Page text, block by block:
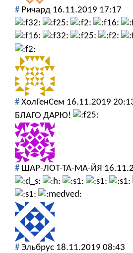
# Ричард 16.11.2019 17:17
# ХолГенСем 16.11.2019
БЛАГО ДАРЮ!
# ШАР-ЛОТ-ТА-МА-ЙЯ
# Эльбрус 18.11.2019 08:43